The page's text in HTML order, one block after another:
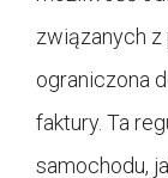
związanych
ograniczona
faktury. Ta
samochodu,